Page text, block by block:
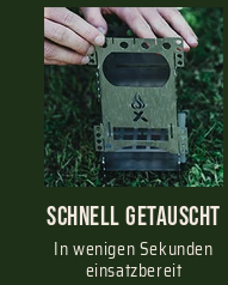
schnell getauscht
In wenigen Sekunden
einsatzbereit